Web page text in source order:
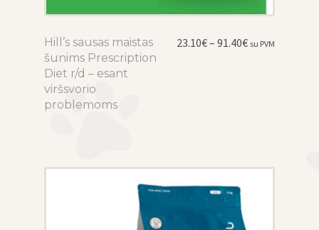
This
may
be
on
Hill’s sausas maistas
šunims Prescription
Diet r/d – esant
viršsvorio
problemoms
23.10€– 91.40€Price
su PVM